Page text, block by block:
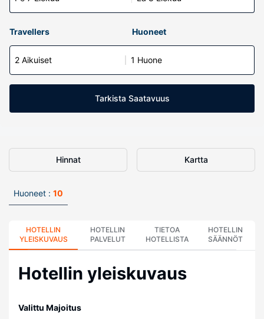
Travellers Huoneet
2 Aikuiset 1 Huone
Tarkista Saatavuus
Hinnat Kartta
Huoneet : 10
HOTELLIN
YLEISKUVAUS
HOTELLIN
PALVELUT
TIETOA
HOTELLISTA
HOTELLIN
SÄÄNNÖT
Hotellin yleiskuvaus
Valittu Majoitus